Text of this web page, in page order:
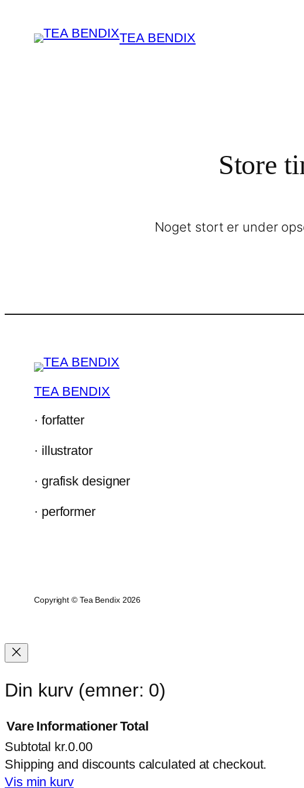
TEA BENDIX
Store
Noget stort er under
TEA BENDIX
· forfatter
· illustrator
· grafisk designer
· performer
Copyright © Tea Bendix 2026
Din kurv (emner: 0)
Varer
Vare InformationerTotal
Subtotal kr.0.00
Shipping and discounts calculated at checkout.
Vis min kurv